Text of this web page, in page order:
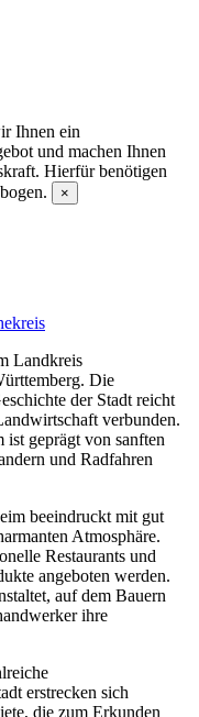
Ihnen ein
und machen Ihnen
Hierfür benötigen
×
Landkreis
Die
der Stadt reicht
verbunden.
geprägt von sanften
und Radfahren
beeindruckt mit gut
Atmosphäre.
Restaurants und
angeboten werden.
auf dem Bauern
ihre
erstrecken sich
die zum Erkunden